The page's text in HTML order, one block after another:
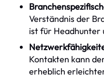
Verständnis der
ist für Headhunter
Kontakten kann
erheblich